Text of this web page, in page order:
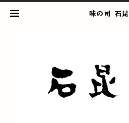
味の司 石昆